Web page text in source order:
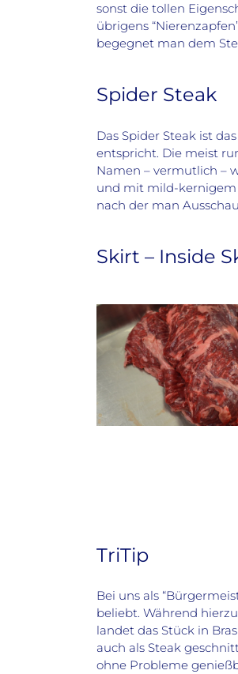
sonst die tollen
übrigens
begegnet man dem
Spider Steak
Das Spider Steak ist
entspricht. Die meist
Namen – vermutlich –
und mit mild-kernigem
nach der man
Skirt – Inside
TriTip
Bei uns als
beliebt. Während
landet das Stück in
auch als Steak
ohne Probleme